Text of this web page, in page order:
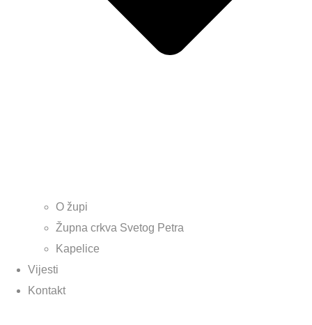
O župi
Župna crkva Svetog Petra
Kapelice
Vijesti
Kontakt